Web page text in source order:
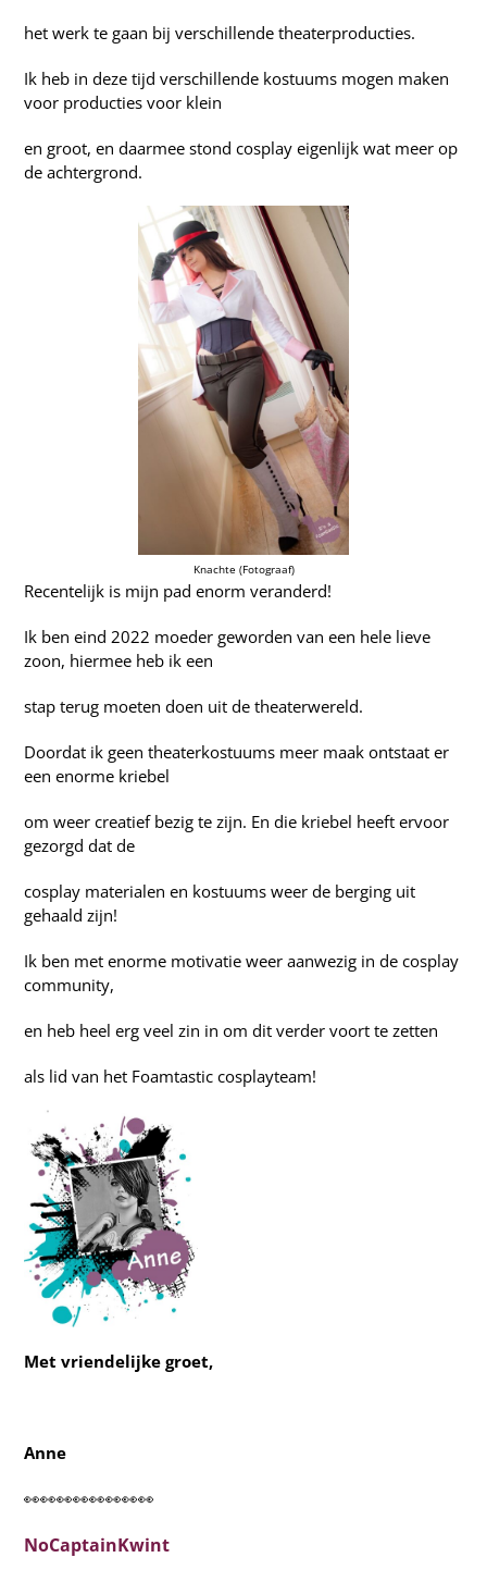
het werk te gaan bij verschillende theaterproducties.
Ik heb in deze tijd verschillende kostuums mogen maken
voor producties voor klein
en groot, en daarmee stond cosplay eigenlijk wat meer op
de achtergrond.
Knachte (Fotograaf)
Recentelijk is mijn pad enorm veranderd!
Ik ben eind 2022 moeder geworden van een hele lieve
zoon, hiermee heb ik een
stap terug moeten doen uit de theaterwereld.
Doordat ik geen theaterkostuums meer maak ontstaat er
een enorme kriebel
om weer creatief bezig te zijn. En die kriebel heeft ervoor
gezorgd dat de
cosplay materialen en kostuums weer de berging uit
gehaald zijn!
Ik ben met enorme motivatie weer aanwezig in de cosplay
community,
en heb heel erg veel zin in om dit verder voort te zetten
als lid van het Foamtastic cosplayteam!
Met vriendelijke groet,
Anne
👀👀👀👀👀👀👀👀
NoCaptainKwint